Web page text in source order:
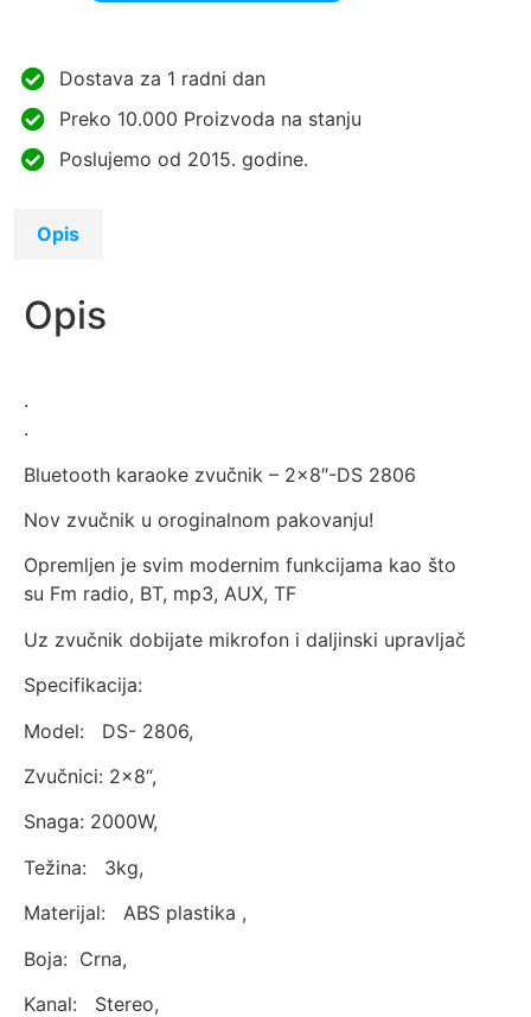
Dostava za 1 radni dan
Preko 10.000 Proizvoda na stanju
Poslujemo od 2015. godine.
Opis
Opis
.
.
Bluetooth karaoke zvučnik – 2×8″-DS 2806
Nov zvučnik u oroginalnom pakovanju!
Opremljen je svim modernim funkcijama kao što
su Fm radio, BT, mp3, AUX, TF
Uz zvučnik dobijate mikrofon i daljinski upravljač
Specifikacija:
Model: DS- 2806,
Zvučnici: 2×8“,
Snaga: 2000W,
Težina: 3kg,
Materijal: ABS plastika ,
Boja: Crna,
Kanal: Stereo,